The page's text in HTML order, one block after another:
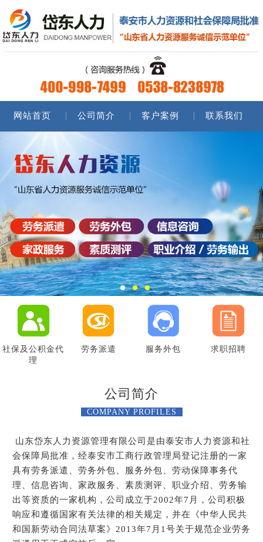
网站首页 公司简介 客户案例 联系我们
社保及公积金代
理
劳务派遣 服务外包 求职招聘
公司简介
COMPANY PROFILES
山东岱东人力资源管理有限公司是由泰安市人力资源和社
会保障局批准，经泰安市工商行政管理局登记注册的一家
具有劳务派遣、劳务外包、服务外包、劳动保障事务代
理、信息咨询、家政服务、素质测评、职业介绍、劳务输
出等资质的一家机构，公司成立于2002年7月，公司积极
响应和遵循国家有关法律的相关规定，并在《中华人民共
和国新劳动合同法草案》2013年7月1号关于规范企业劳务